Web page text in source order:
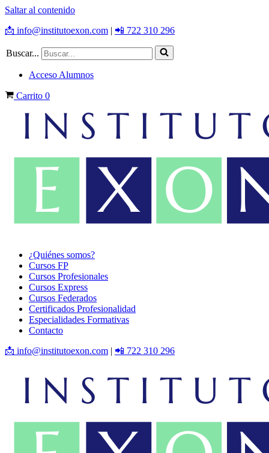
Saltar al contenido
📩 info@institutoexon.com | 📲 722 310 296
Buscar...
Acceso Alumnos
Carrito 0
¿Quiénes somos?
Cursos FP
Cursos Profesionales
Cursos Express
Cursos Federados
Certificados Profesionalidad
Especialidades Formativas
Contacto
📩 info@institutoexon.com | 📲 722 310 296